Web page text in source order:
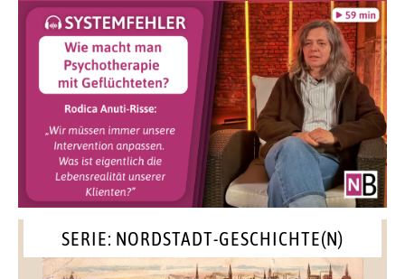
SERIE: NORDSTADT-GESCHICHTE(N)